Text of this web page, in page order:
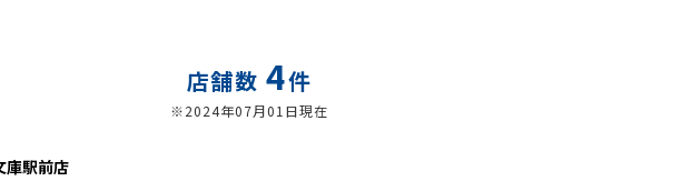
店舗数4件
※2024年07月01日現在
駅前店